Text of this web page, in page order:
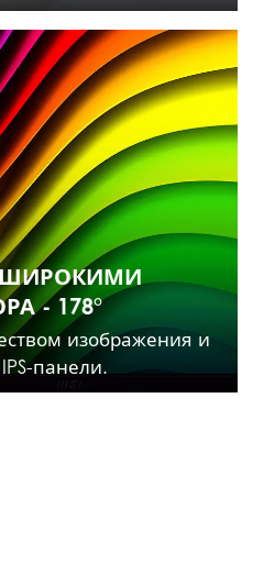
ШИРОКИМИ
- 178°
изображения и
панели.